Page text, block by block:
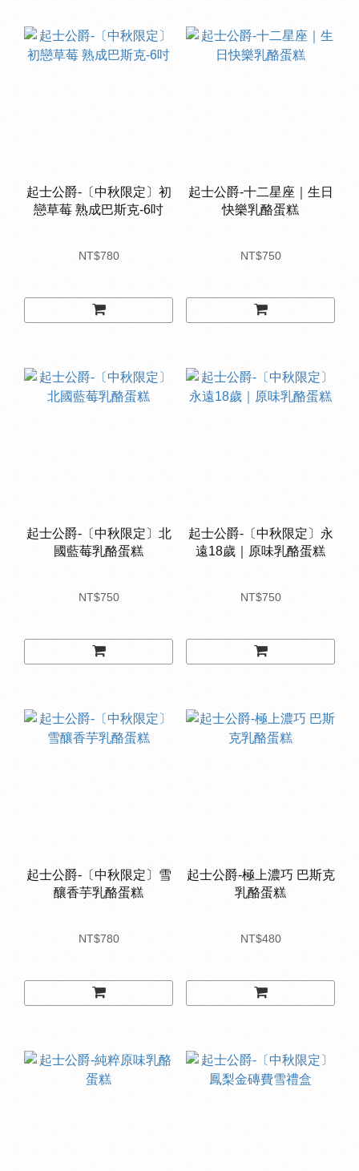
起士公爵-〔中秋限定〕初
戀草莓 熟成巴斯克-6吋
NT$780
起士公爵-十二星座｜生日
快樂乳酪蛋糕
NT$750
起士公爵-〔中秋限定〕北
國藍莓乳酪蛋糕
NT$750
起士公爵-〔中秋限定〕永
遠18歲｜原味乳酪蛋糕
NT$750
起士公爵-〔中秋限定〕雪
釀香芋乳酪蛋糕
NT$780
起士公爵-極上濃巧 巴斯克
乳酪蛋糕
NT$480